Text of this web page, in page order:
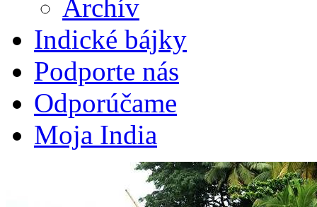
Archív
Indické bájky
Podporte nás
Odporúčame
Moja India